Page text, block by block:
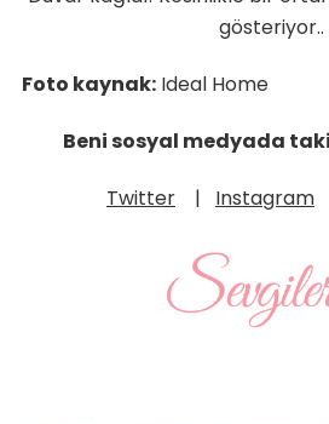
gösteriyor..
Foto kaynak: Ideal Home
Beni sosyal medyada
Twitter | Instagram